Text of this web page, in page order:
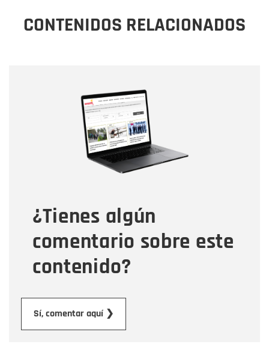
CONTENIDOS RELACIONADOS
¿Tienes algún
comentario sobre este
contenido?
Sí, comentar aquí ❯
Correo electrónico
Tipo de comentario
Mensaje